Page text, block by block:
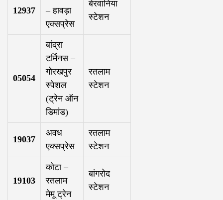
12937
– हावड़ा
एक्सप्रेस
बेरवानिया
स्टेशन
05054
बांद्रा
टर्मिनस –
गोरखपुर
स्पेशल
(ट्रेन ऑन
डिमांड)
रतलाम
स्टेशन
19037
अवध
एक्सप्रेस
रतलाम
स्टेशन
19103
कोटा –
रतलाम
मेमू ट्रेन
बांगरोद
स्टेशन